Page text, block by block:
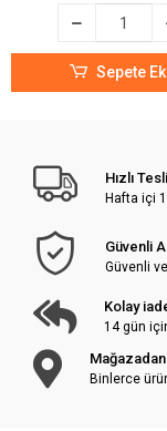
Sepete
Hızlı
Hafta içi
Güvenli
Güvenli
Kolay
14 gün
Mağazadan
Binlerce